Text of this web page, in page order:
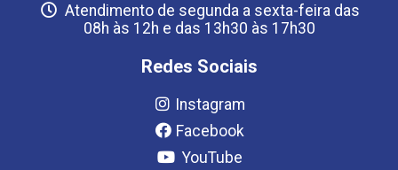
Atendimento de segunda a sexta-feira das
08h às 12h e das 13h30 às 17h30
Redes Sociais
Instagram
Facebook
YouTube